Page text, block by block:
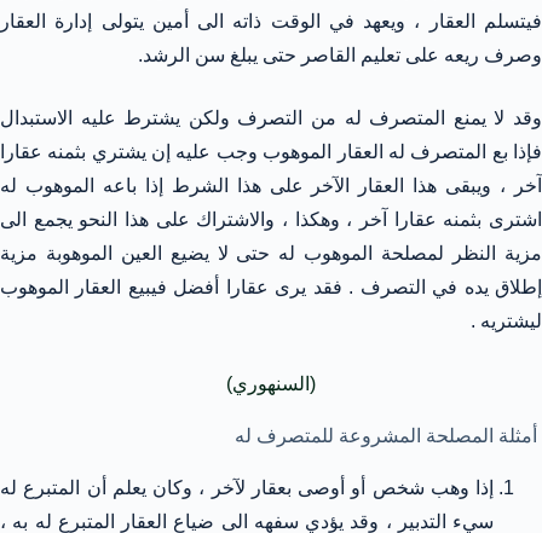
فيتسلم العقار ، ويعهد في الوقت ذاته الى أمين يتولى إدارة العقار
وصرف ريعه على تعليم القاصر حتى يبلغ سن الرشد.
وقد لا يمنع المتصرف له من التصرف ولكن يشترط عليه الاستبدال
فإذا بع المتصرف له العقار الموهوب وجب عليه إن يشتري بثمنه عقارا
آخر ، ويبقى هذا العقار الآخر على هذا الشرط إذا باعه الموهوب له
اشترى بثمنه عقارا آخر ، وهكذا ، والاشتراك على هذا النحو يجمع الى
مزية النظر لمصلحة الموهوب له حتى لا يضيع العين الموهوبة مزية
إطلاق يده في التصرف . فقد يرى عقارا أفضل فيبيع العقار الموهوب
ليشتريه .
(السنهوري)
أمثلة المصلحة المشروعة للمتصرف له
إذا وهب شخص أو أوصى بعقار لآخر ، وكان يعلم أن المتبرع له
سيء التدبير ، وقد يؤدي سفهه الى ضياع العقار المتبرع له به ،